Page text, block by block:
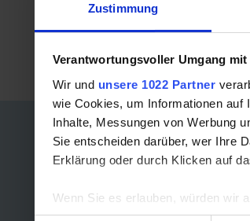
Zustimmung
Verantwortungsvoller Umgang mit
Wir und unsere 1022 Partner
wie Cookies, um Informationen auf
Inhalte, Messungen von Werbung
Sie entscheiden darüber, wer Ihre
Erklärung oder durch Klicken auf
Wenn Sie es erlauben, würden wir
zurückfinden und
sich das Potenzial
guten